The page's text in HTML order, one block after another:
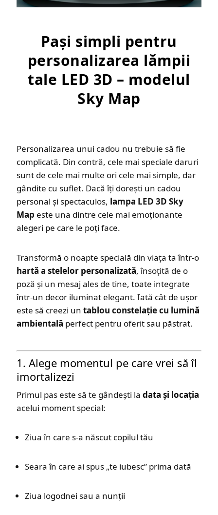
Pași simpli pentru
personalizarea lămpii
tale LED 3D – modelul
Sky Map
Personalizarea unui cadou nu trebuie să fie
complicată. Din contră, cele mai speciale daruri
sunt de cele mai multe ori cele mai simple, dar
gândite cu suflet. Dacă îți dorești un cadou
personal și spectaculos, lampa LED 3D Sky
Map este una dintre cele mai emoționante
alegeri pe care le poți face.
Transformă o noapte specială din viața ta într-o
hartă a stelelor personalizată, însoțită de o
poză și un mesaj ales de tine, toate integrate
într-un decor iluminat elegant. Iată cât de ușor
este să creezi un tablou constelație cu lumină
ambientală perfect pentru oferit sau păstrat.
1. Alege momentul pe care vrei să îl
imortalizezi
Primul pas este să te gândești la data și locația
acelui moment special:
Ziua în care s-a născut copilul tău
Seara în care ai spus „te iubesc” prima dată
Ziua logodnei sau a nunții